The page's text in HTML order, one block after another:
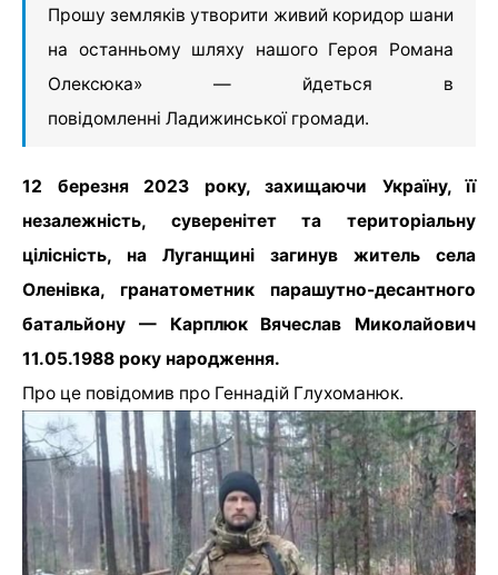
Прошу земляків утворити живий коридор шани
на останньому шляху нашого Героя Романа
Олексюка» — йдеться в
повідомленні Ладижинської громади.
12 березня 2023 року, захищаючи Україну, її
незалежність, суверенітет та територіальну
цілісність, на Луганщині загинув житель села
Оленівка, гранатометник парашутно-десантного
батальйону — Карплюк Вячеслав Миколайович
11.05.1988 року народження.
Про це повідомив про Геннадій Глухоманюк.